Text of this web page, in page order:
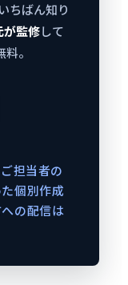
ちばん知り
が監修して
。
担当者の
個別作成
の配信は